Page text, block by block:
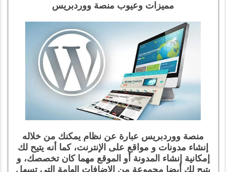
مميزات وعيوب منصة ووردبريس
منصة ووردبريس عبارة عن نظام يمكنك من خلاله
إنشاء مدونات و مواقع على الإنترنت، كما أنه يتيح لك
إمكانية إنشاء المدونة أو الموقع مهما كان تخصصك، و
يتيح لك أيضا مجموعة من الإضافات الهامة التي تسهل